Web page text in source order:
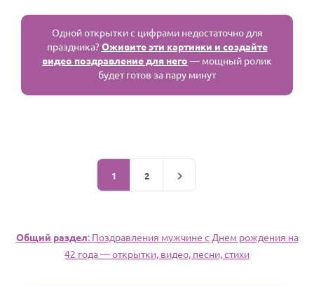
Одной открытки с цифрами недостаточно для
праздника?Оживите эти картинки и создайте
видео поздравление для него — мощный ролик
будет готов за пару минут
1 2
Общий раздел: Поздравления мужчине c Днем рождения на
42 года — открытки, видео, песни, стихи